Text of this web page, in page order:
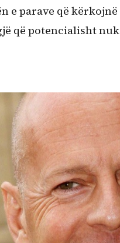
e parave që
që potencialisht